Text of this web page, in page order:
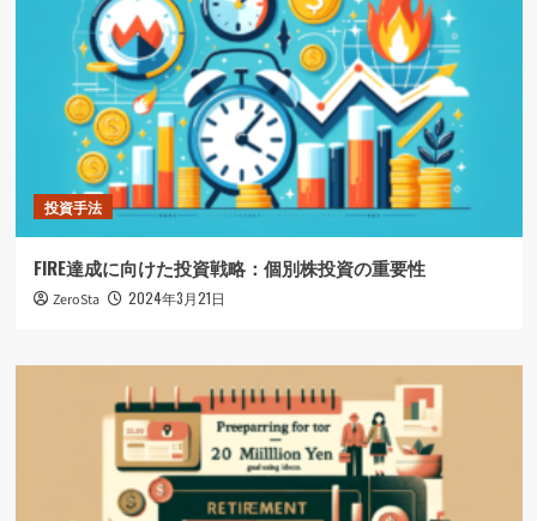
投資手法
FIRE達成に向けた投資戦略：個別株投資の重要性
ZeroSta 2024年3月21日